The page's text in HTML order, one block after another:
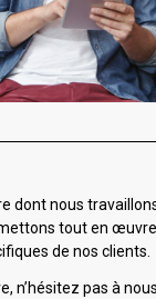
dont nous
tout en
de nos clients.
n’hésitez pas à